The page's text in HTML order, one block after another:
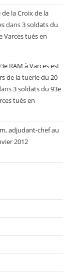
la Croix de la
dans3 soldats du
Varces tués en
RAM à Varces est
de la tuerie du 20
3 soldats du 93e
tués en
adjudant-chef au
2012